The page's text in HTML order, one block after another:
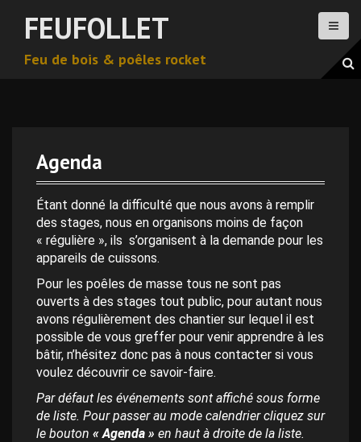
FEUFOLLET
Feu de bois & poêles rocket
Agenda
Étant donné la difficulté que nous avons à remplir
des stages, nous en organisons moins de façon
« régulière », ils s’organisent à la demande pour les
appareils de cuissons.
Pour les poêles de masse tous ne sont pas
ouverts à des stages tout public, pour autant nous
avons régulièrement des chantier sur lequel il est
possible de vous greffer pour venir apprendre à les
bâtir, n’hésitez donc pas à nous contacter si vous
voulez découvrir ce savoir-faire.
Par défaut les événements sont affiché sous forme
de liste. Pour passer au mode calendrier cliquez sur
le bouton « Agenda » en haut à droite de la liste.